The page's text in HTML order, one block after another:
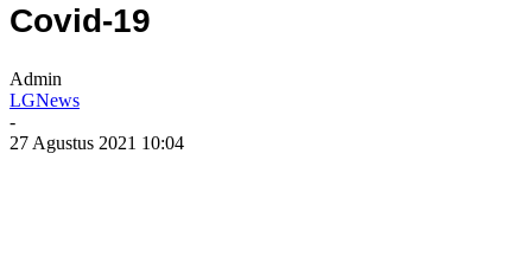
Covid-19
Admin
LGNews
-
27 Agustus 2021 10:04